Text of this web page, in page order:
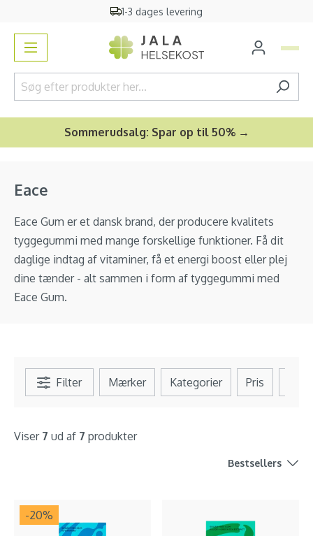
1-3 dages levering
Sommerudsalg: Spar op til 50% →
Eace
Eace Gum er et dansk brand, der producere kvalitets
tyggegummi med mange forskellige funktioner. Få dit
daglige indtag af vitaminer, få et energi boost eller plej
dine tænder - alt sammen i form af tyggegummi med
Eace Gum.
Filter Mærker Kategorier Pris
Viser 7 ud af 7 produkter
Bestsellers
-20%